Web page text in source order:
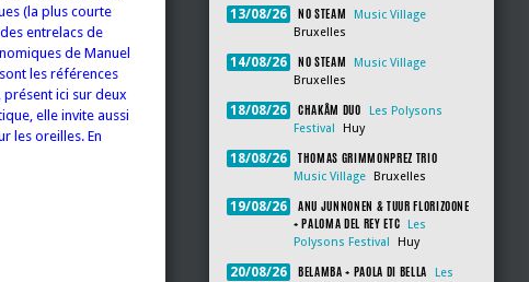
(la plus courte
entrelacs de
de Manuel
les références
ici sur deux
elle invite aussi
les oreilles. En
13/08/26 NO STEAM
Music Village
Bruxelles
14/08/26 NO STEAM
Music Village
Bruxelles
18/08/26 CHAKÂM DUO
Les Polysons
Festival
Huy
18/08/26 THOMAS GRIMMONPREZ TRIO
Music Village Bruxelles
19/08/26
ANU JUNNONEN & TUUR FLORIZOONE
+ PALOMA DEL REY ETC
Les
Polysons Festival
Huy
20/08/26 BELAMBA + PAOLA DI BELLA
Les